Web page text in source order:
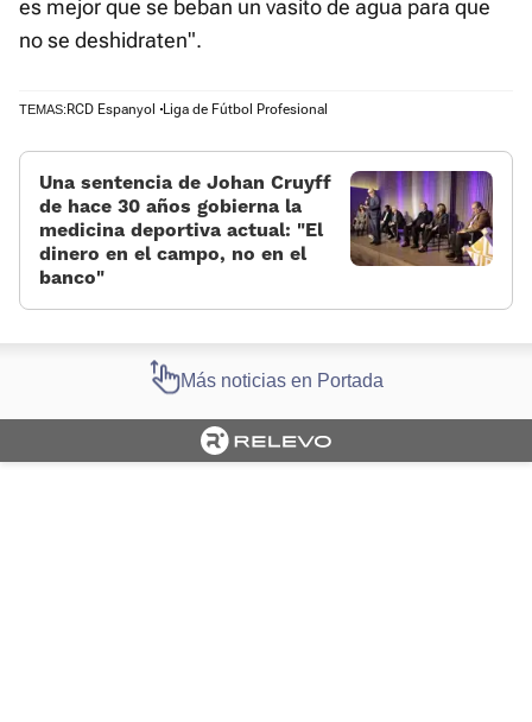
es mejor que se beban un vasito de agua para que
no se deshidraten".
TEMAS: RCD Espanyol Liga de Fútbol Profesional
Una sentencia de Johan Cruyff
de hace 30 años gobierna la
medicina deportiva actual: “El
dinero en el campo, no en el
banco”
Más noticias en Portada